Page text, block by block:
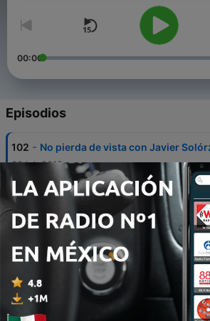
00:00
Episodios
102 - No pierda de vista con Javier
30 jul. 2019
101 - No pierda de vista con Javier
No pierda de vista con Javier
26 jun. 2019
99 - No pierda de vista AVANCE 24
04 mayo 2020